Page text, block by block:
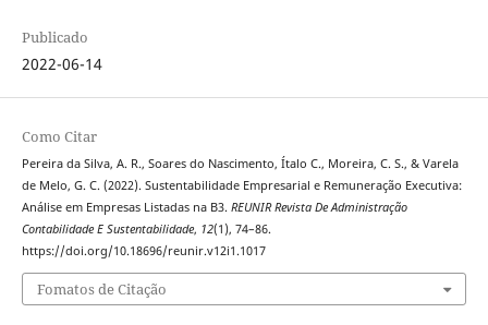
Publicado
2022-06-14
Como Citar
Pereira da Silva, A. R., Soares do Nascimento, Ítalo C., Moreira, C. S., & Varela
de Melo, G. C. (2022). Sustentabilidade Empresarial e Remuneração Executiva:
Análise em Empresas Listadas na B3. REUNIR Revista De Administração
Contabilidade E Sustentabilidade, 12(1), 74–86.
https://doi.org/10.18696/reunir.v12i1.1017
Fomatos de Citação